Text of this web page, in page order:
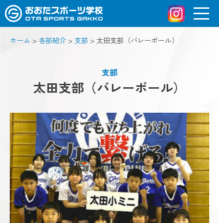
ホーム >各部紹介 > 支部 > 太田支部（バレーボール）
支部
太田支部（バレーボール）